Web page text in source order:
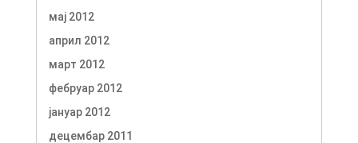
мај 2012
април 2012
март 2012
фебруар 2012
јануар 2012
децембар 2011